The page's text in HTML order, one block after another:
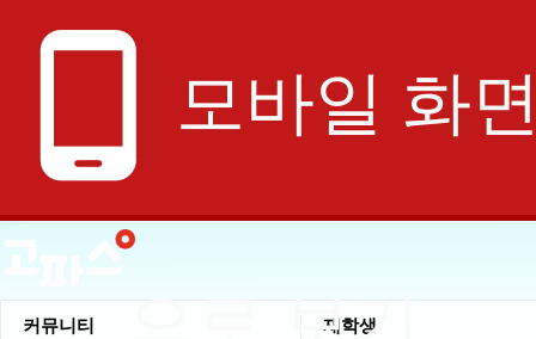
phone_android 모바일 화
으로 보기
커뮤니티 재학생